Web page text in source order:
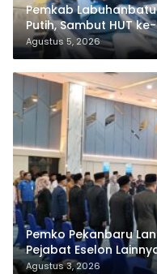
Pemkab
Putih, Sambut HUT
Agustus 5, 2026
Pemko Pekanbaru
Pejabat Eselon
Agustus 3, 2026